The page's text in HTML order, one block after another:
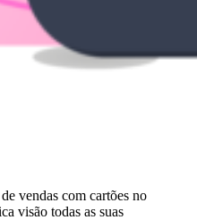
vendas com cartões no
visão todas as suas